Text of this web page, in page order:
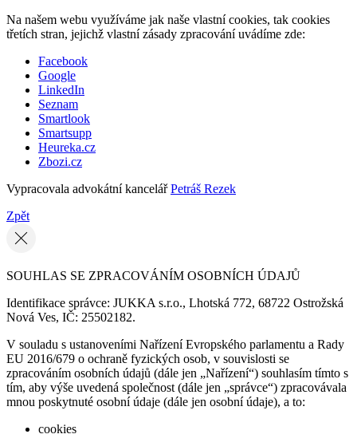
Na našem webu využíváme jak naše vlastní cookies, tak cookies
třetích stran, jejichž vlastní zásady zpracování uvádíme zde:
Facebook
Google
LinkedIn
Seznam
Smartlook
Smartsupp
Heureka.cz
Zbozi.cz
Vypracovala advokátní kancelářPetráš Rezek
Zpět
SOUHLAS SE ZPRACOVÁNÍM OSOBNÍCH ÚDAJŮ
Identifikace správce: JUKKA s.r.o., Lhotská 772, 68722 Ostrožská
Nová Ves, IČ: 25502182.
V souladu s ustanoveními Nařízení Evropského parlamentu a Rady
EU 2016/679 o ochraně fyzických osob, v souvislosti se
zpracováním osobních údajů (dále jen „Nařízení“) souhlasím tímto s
tím, aby výše uvedená společnost (dále jen „správce“) zpracovávala
mnou poskytnuté osobní údaje (dále jen osobní údaje), a to:
cookies